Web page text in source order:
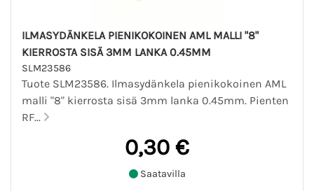
ILMASYDÄNKELA PIENIKOKOINEN AML MALLI "8"
KIERROSTA SISÄ 3MM LANKA 0.45MM
SLM23586
Tuote SLM23586. Ilmasydänkela pienikokoinen AML
malli "8" kierrosta sisä 3mm lanka 0.45mm. Pienten
RF...
0,30 €
Saatavilla